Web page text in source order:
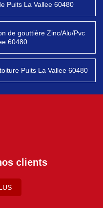
Puits La Vallee 60480
de gouttière Zinc/Alu/Pvc
60480
Puits La Vallee 60480
clients